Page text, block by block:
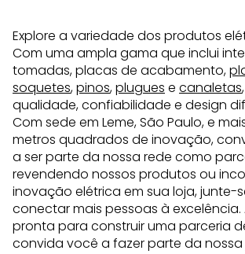
Explore a variedade dos produtos
Com uma ampla gama que inclui
tomadas, placas de acabamento,
soquetes,pinos,plugues e canaletas
qualidade, confiabilidade e design
Com sede em Leme, São Paulo, e
metros quadrados de inovação,
a ser parte da nossa rede como
revendendo nossos produtos ou
inovação elétrica em sua loja, junte-
conectar mais pessoas à excelência.
pronta para construir uma parceria
convida você a fazer parte da nossa